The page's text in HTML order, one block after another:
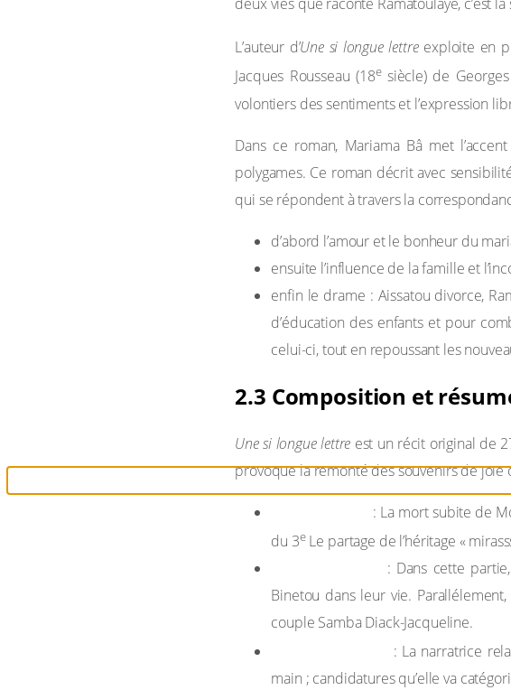
L’auteur d’Une si longue lettreexploite en
Jacques Rousseau (18esiècle) de
volontiers des sentiments et l’expression
Dans ce roman, Mariama Bâ met
polygames. Ce roman décrit avec
qui se répondent à travers la
d’abord l’amour et le bonheur du
ensuite l’influence de la famille et
enfin le drame : Aissatou divorce,
d’éducation des enfants et pour
celui-ci, tout en repoussant les
2.3 Composition et
Une si longue lettre est un récit original de
provoque la remonté des souvenirs de
: La mort subite de
du 3eLe partage de l’héritage «
: Dans cette
Binetou dans leur vie.
couple Samba Diack-Jacqueline.
: La narratrice
main ; candidatures qu’elle va